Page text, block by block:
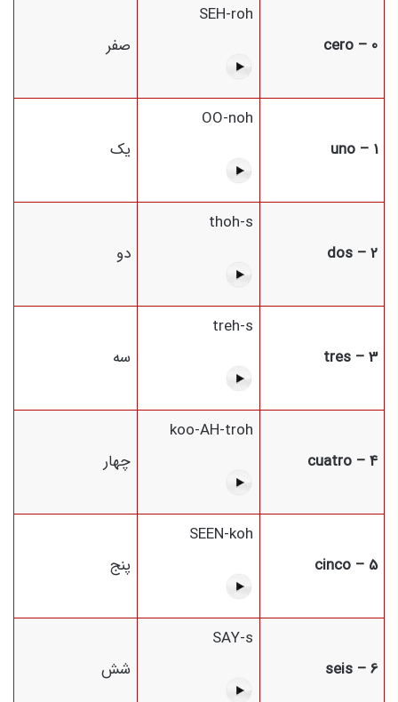
0 – cero
SEH-roh
صفر
1 – uno
OO-noh
یک
2 – dos
thoh-s
دو
3 – tres
treh-s
سه
4 – cuatro
koo-AH-troh
چهار
5 – cinco
SEEN-koh
پنج
6 – seis
SAY-s
شش